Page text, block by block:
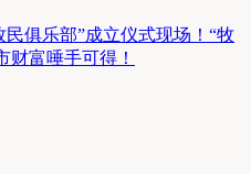
民俱乐部”成立仪式现场！“牧
财富唾手可得！